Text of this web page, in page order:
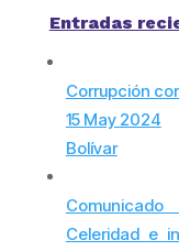
Entradas
Corrupción
15 May 2024
Bolívar
Celeridad e